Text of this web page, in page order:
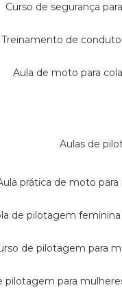
curso de segurança
treinamento de
aula de moto para
aulas de
aula prática de moto
de pilotagem feminina
de pilotagem para
pilotagem para